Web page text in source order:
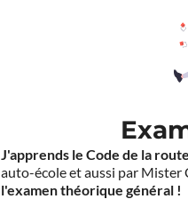
J'apprends le Code de la
auto-école et aussi par Mister
l'examen théorique général !